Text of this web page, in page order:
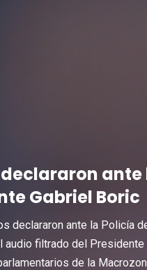
Gabriel Boric
declararon ante la Policía
audio filtrado del
de la